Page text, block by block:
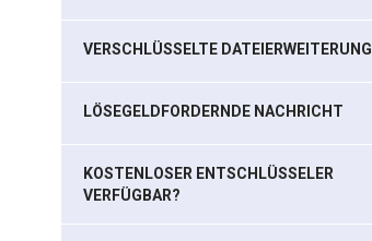
VERSCHLÜSSELTE DATEIERWEITERUNG
LÖSEGELDFORDERNDE NACHRICHT
KOSTENLOSER ENTSCHLÜSSELER
VERFÜGBAR?